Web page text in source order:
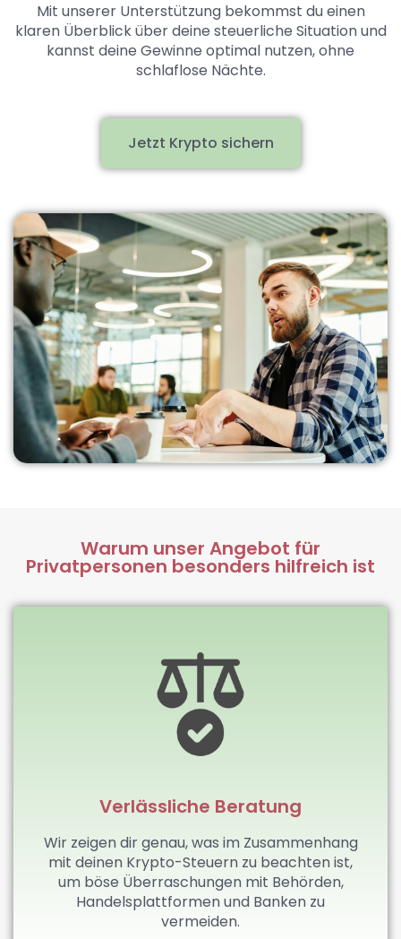
Mit unserer Unterstützung bekommst du einen
klaren Überblick über deine steuerliche Situation und
kannst deine Gewinne optimal nutzen, ohne
schlaflose Nächte.
Jetzt Krypto sichern
Warum unser Angebot für
Privatpersonen besonders hilfreich ist
Verlässliche Beratung
Wir zeigen dir genau, was im Zusammenhang
mit deinen Krypto-Steuern zu beachten ist,
um böse Überraschungen mit Behörden,
Handelsplattformen und Banken zu
vermeiden.